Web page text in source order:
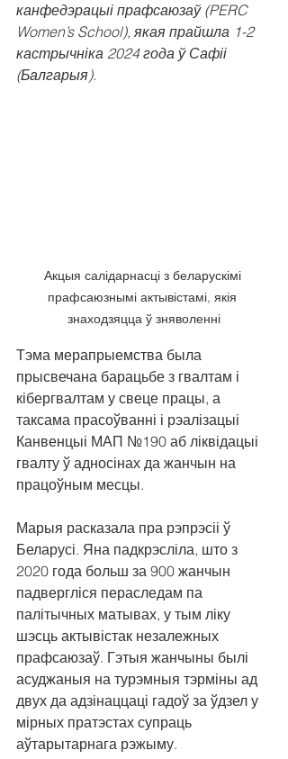
канфедэрацыі прафсаюзаў (PERC
Women’s School), якая прайшла 1-2
кастрычніка 2024 года ў Сафіі
(Балгарыя).
Акцыя салідарнасці з беларускімі
прафсаюзнымі актывістамі, якія
знаходзяцца ў зняволенні
Тэма мерапрыемства была
прысвечана барацьбе з гвалтам і
кібергвалтам у свеце працы, а
таксама прасоўванні і рэалізацыі
Канвенцыі МАП №190 аб ліквідацыі
гвалту ў адносінах да жанчын на
працоўным месцы.
Марыя расказала пра рэпрэсіі ў
Беларусі. Яна падкрэсліла, што з
2020 года больш за 900 жанчын
падвергліся пераследам па
палітычных матывах, у тым ліку
шэсць актывістак незалежных
прафсаюзаў. Гэтыя жанчыны былі
асуджаныя на турэмныя тэрміны ад
двух да адзінаццаці гадоў за ўдзел у
мірных пратэстах супраць
аўтарытарнага рэжыму.